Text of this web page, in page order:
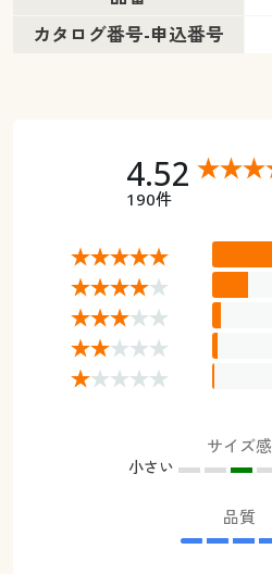
カタログ番号-申込番号
4.52
190件
サイズ感
小さい
品質